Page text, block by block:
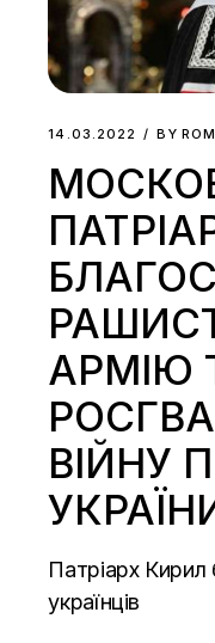
14.03.2022 BY
АРМІЮ
ВІЙНУ
Патріарх Кирил
українців